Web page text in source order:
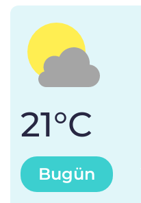
21°C
Bugün